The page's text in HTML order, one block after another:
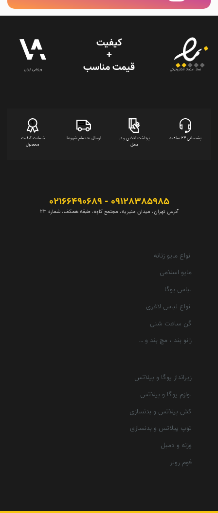
نماد اعتماد الکترونیکی
کیفیت
+
قیمت‌ مناسب ورزشی ارزان
پشتیبانی 24 ساعته
پرداخت آنلاین و در
محل
ارسال به تمام شهرها
ضمانت کیفیت
محصول
09128385985 - 02166490689
آدرس تهران، میدان منیریه، مجتمع کاوه، طبقه همکف، شماره 23
انواع مایو زنانه
مایو اسلامی
لباس یوگا
انواع لباس لاغری
گن ساعت شنی
زانو بند ، مچ بند و …
زیرانداز یوگا و پیلاتس
لوازم یوگا و پیلاتس
کش پیلاتس و بدنسازی
توپ پیلاتس و بدنسازی
وزنه و دمبل
فوم رولر